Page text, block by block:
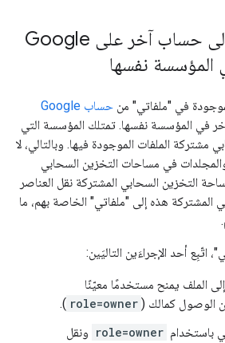
نقل ملكية الملف إلى حساب آخر على Google
في "ملفاتي" من
حساب Google
في المؤسسة نفسها. تمتلك المؤسسة التي
الملفات الموجودة فيها. وبالتالي، لا
في مساحات التخزين السحابي
التخزين السحابي المشتركة نقل العناصر
المشتركة هذه إلى "ملفاتي" الخاصة بهم، ما
اتّبِع أحد الإجراءَين التاليَين:
الملف يمنح مستخدمًا معيّنًا
الوصول كمالك ( role=owner
).
باستخدام role=owner ونقل